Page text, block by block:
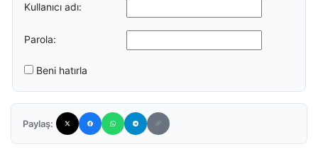
Kullanıcı adı:
Parola:
Beni hatırla
Paylaş: